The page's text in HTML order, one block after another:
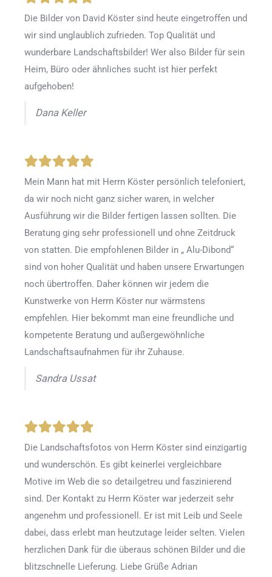
Die Bilder von David Köster sind heute eingetroffen und
wir sind unglaublich zufrieden. Top Qualität und
wunderbare Landschaftsbilder! Wer also Bilder für sein
Heim, Büro oder ähnliches sucht ist hier perfekt
aufgehoben!
Dana Keller
Mein Mann hat mit Herrn Köster persönlich telefoniert,
da wir noch nicht ganz sicher waren, in welcher
Ausführung wir die Bilder fertigen lassen sollten. Die
Beratung ging sehr professionell und ohne Zeitdruck
von statten. Die empfohlenen Bilder in „ Alu-Dibond“
sind von hoher Qualität und haben unsere Erwartungen
noch übertroffen. Daher können wir jedem die
Kunstwerke von Herrn Köster nur wärmstens
empfehlen. Hier bekommt man eine freundliche und
kompetente Beratung und außergewöhnliche
Landschaftsaufnahmen für ihr Zuhause.
Sandra Ussat
Die Landschaftsfotos von Herrn Köster sind einzigartig
und wunderschön. Es gibt keinerlei vergleichbare
Motive im Web die so detailgetreu und faszinierend
sind. Der Kontakt zu Herrn Köster war jederzeit sehr
angenehm und professionell. Er ist mit Leib und Seele
dabei, dass erlebt man heutzutage leider selten. Vielen
herzlichen Dank für die überaus schönen Bilder und die
blitzschnelle Lieferung. Liebe Grüße Adrian